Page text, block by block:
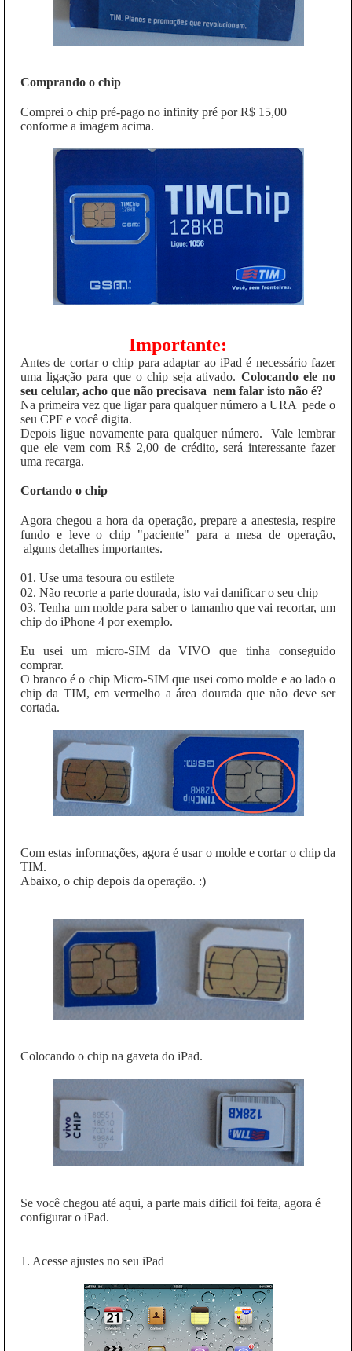
Comprando o chip
Comprei o chip pré-pago no infinity pré por R$ 15,00
conforme a imagem acima.
Importante:
Antes de cortar o chip para adaptar ao iPad é necessário fazer
uma ligação para que o chip seja ativado. Colocando ele no
seu celular, acho que não precisava nem falar isto não é?
Na primeira vez que ligar para qualquer número a URA pede o
seu CPF e você digita.
Depois ligue novamente para qualquer número. Vale lembrar
que ele vem com R$ 2,00 de crédito, será interessante fazer
uma recarga.
Cortando o chip
Agora chegou a hora da operação, prepare a anestesia, respire
fundo e leve o chip "paciente" para a mesa de operação,
alguns detalhes importantes.
01. Use uma tesoura ou estilete
02. Não recorte a parte dourada, isto vai danificar o seu chip
03. Tenha um molde para saber o tamanho que vai recortar, um
chip do iPhone 4 por exemplo.
Eu usei um micro-SIM da VIVO que tinha conseguido
comprar.
O branco é o chip Micro-SIM que usei como molde e ao lado o
chip da TIM, em vermelho a área dourada que não deve ser
cortada.
Com estas informações, agora é usar o molde e cortar o chip da
TIM.
Abaixo, o chip depois da operação. :)
Colocando o chip na gaveta do iPad.
Se você chegou até aqui, a parte mais dificil foi feita, agora é
configurar o iPad.
1. Acesse ajustes no seu iPad